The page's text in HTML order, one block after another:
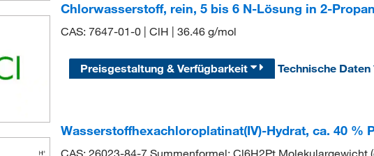
Chlorwasserstoff, rein, 5 bis 6 N-Lösung in 2-
CAS: 7647-01-0 | ClH | 36.46 g/mol
Preisgestaltung & Verfügbarkeit Technische Daten
Wasserstoffhexachloroplatinat(IV)-Hydrat, ca. 40 %
CAS: 26023-84-7 Summenformel: Cl6H2Pt Molekulargewicht